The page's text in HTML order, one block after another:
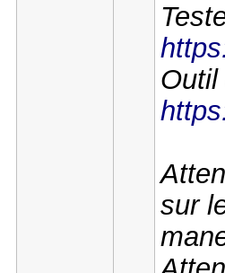
sur